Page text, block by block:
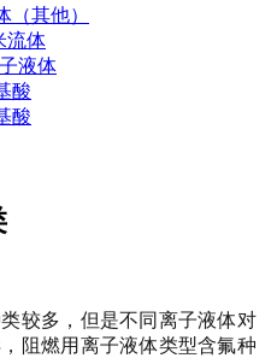
（其他）
流体
液体
酸
酸
较多，但是不同离子液体对
阻燃用离子液体类型含氟种